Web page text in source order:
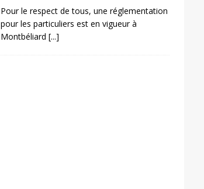
Pour le respect de tous, une réglementation
pour les particuliers est en vigueur à
Montbéliard [...]